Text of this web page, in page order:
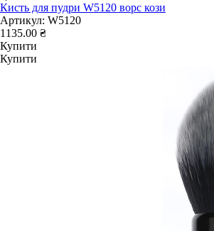
Кисть для пудри W5120 ворс кози
Артикул: W5120
1135.00 ₴
Купити
Купити